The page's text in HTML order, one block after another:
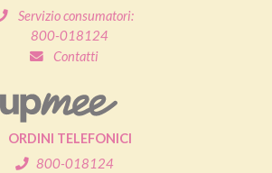
Servizio consumatori:
800-018124
Contatti
ORDINI TELEFONICI
800-018124